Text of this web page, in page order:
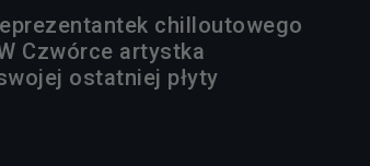
chilloutowego
Czwórce artystka
ostatniej płyty